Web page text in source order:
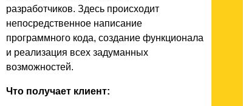
разработчиков. Здесь происходит
непосредственное написание
программного кода, создание функционала
и реализация всех задуманных
возможностей.
Что получает клиент: